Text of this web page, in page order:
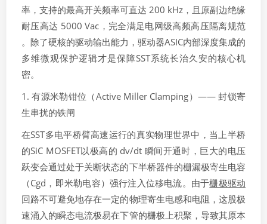
率，支持的最高开关频率可直达 200 kHz，且原副边绝缘
耐压高达 5000 Vac，完全满足电网级高频高压隔离规范
。除了硬核的驱动输出能力，驱动器ASIC内部深度集成的
多维微观保护逻辑才是保障SST系统长治久安的核心机
密。
1. 有源米勒钳位（Active Miller Clamping）—— 封锁寄
生串扰的铁闸
在SST多电平桥臂高速运行的真实物理世界中，当上半桥
的SiC MOSFET以极高的 dv/dt 瞬间开通时，巨大的电压
跃变会通过处于关断状态的下半桥器件的栅漏极寄生电容
（Cgd​，即米勒电容）强行注入位移电流。由于栅极驱动
回路不可避免地存在一定的物理寄生电感和电阻，这股极
速涌入的瞬态电流极易在下管的栅极上积聚，导致其原本